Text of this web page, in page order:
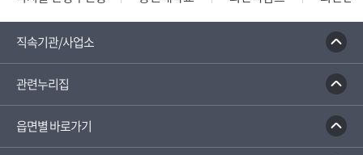
직속기관/사업소
관련누리집
읍면별 바로가기